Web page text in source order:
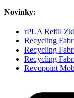
Novinky:
rPLA Refill
Recycling
Recycling
Recycling
Revopoint